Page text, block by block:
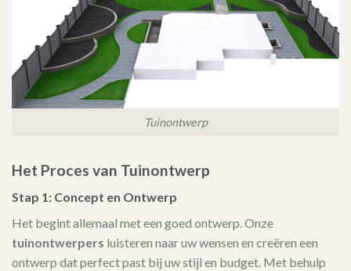
Tuinontwerp
Het Proces van Tuinontwerp
Stap 1: Concept en Ontwerp
Het begint allemaal met een goed ontwerp. Onze
tuinontwerpers luisteren naar uw wensen en creëren een
ontwerp dat perfect past bij uw stijl en budget. Met behulp